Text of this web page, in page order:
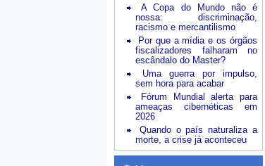
A Copa do Mundo não é
nossa: discriminação,
racismo e mercantilismo
Por que a mídia e os órgãos
fiscalizadores falharam no
escândalo do Master?
Uma guerra por impulso,
sem hora para acabar
Fórum Mundial alerta para
ameaças cibernéticas em
2026
Quando o país naturaliza a
morte, a crise já aconteceu